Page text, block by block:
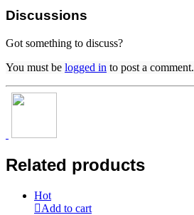
Discussions
Got something to discuss?
You must be logged in to post a comment.
Related products
Hot
Add to cart